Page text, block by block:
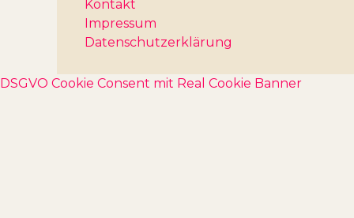
Kontakt
Impressum
Datenschutzerklärung
DSGVO Cookie Consent mit Real Cookie Banner